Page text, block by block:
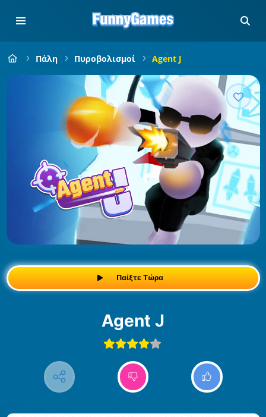
Πάλη Πυροβολισμοί Agent J
Παίξτε Τώρα
Agent J